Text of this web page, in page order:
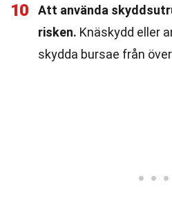
10
Att använda
risken. Knäskydd eller
skydda bursae från